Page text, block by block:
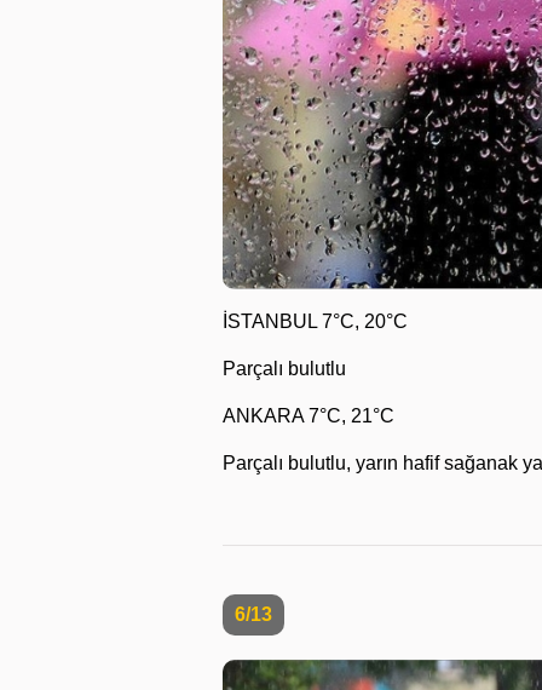
İSTANBUL 7°C, 20°C
Parçalı bulutlu
ANKARA 7°C, 21°C
Parçalı bulutlu, yarın hafif sağanak
6/13